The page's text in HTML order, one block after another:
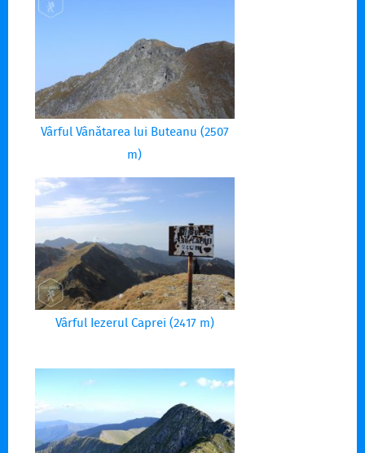
Vârful Vânătarea lui Buteanu (2507
m)
Vârful Iezerul Caprei (2417 m)